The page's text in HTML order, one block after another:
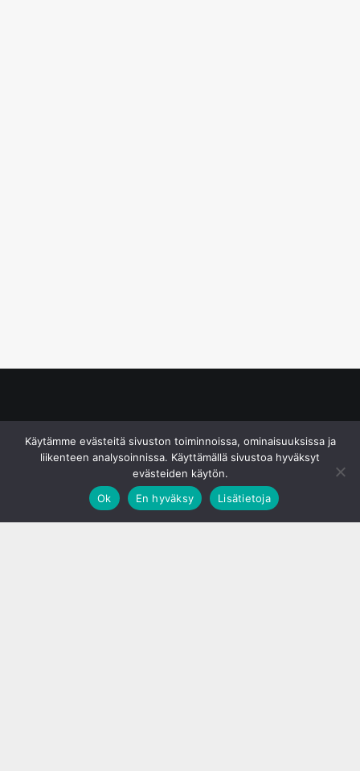
Käytämme evästeitä sivuston toiminnoissa, ominaisuuksissa ja
liikenteen analysoinnissa. Käyttämällä sivustoa hyväksyt
evästeiden käytön.
Ok
En hyväksy Lisätietoja